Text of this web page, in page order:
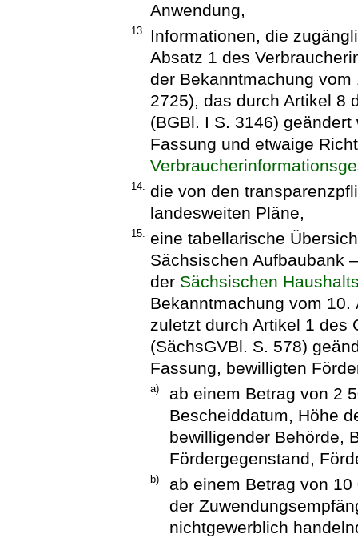
Anwendung,
13. Informationen, die
Absatz 1 des
der Bekanntmachung
2725), das durch Artikel 8
(BGBl. I S. 3146)
Fassung und etwaige
14. die von den
landesweiten Pläne,
15. eine tabellarische
Sächsischen Aufbaubank
der Sächsischen
Bekanntmachung vom
zuletzt durch Artikel 1 des
(SächsGVBl. S. 578)
Fassung, bewilligten
a)
ab einem Betrag von 2
Bescheiddatum, Höhe
bewilligender Behörde,
Fördergegenstand,
b)
ab einem Betrag von
der
nichtgewerblich